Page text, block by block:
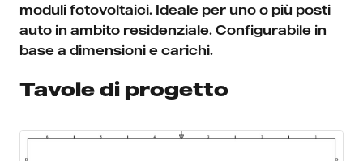
moduli fotovoltaici. Ideale per uno o più posti
auto in ambito residenziale. Configurabile in
base a dimensioni e carichi.
Tavole di progetto